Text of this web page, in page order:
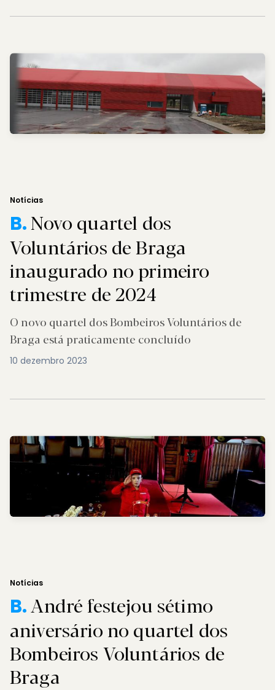
Notícias
B.Novo quartel dos
Voluntários de Braga
inaugurado no primeiro
trimestre de 2024
O novo quartel dos Bombeiros Voluntários de
Braga está praticamente concluído
10 dezembro 2023
Notícias
B.André festejou sétimo
aniversário no quartel dos
Bombeiros Voluntários de
Braga